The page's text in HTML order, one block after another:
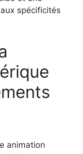
spécificités
animation